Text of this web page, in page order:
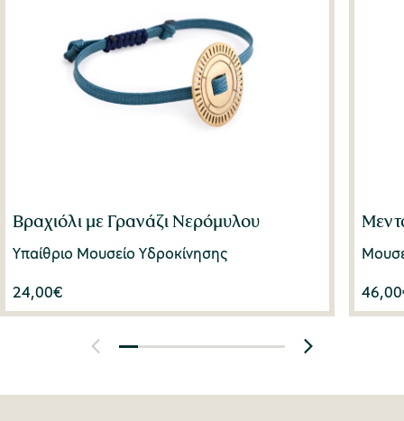
Βραχιόλι με Γρανάζι Νερόμυλου
Υπαίθριο Μουσείο Υδροκίνησης
24,00€ 46,00